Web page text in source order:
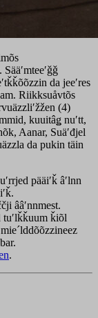
da jeeʹres
Riikksuåvtõs
(4)
kuuitâǥ nuʹtt,
Aanar, Suäʹđjel
da pukin täin
pääiʹǩ âʹlnn
ââʹnnmest.
tuʹlǩǩuum ǩiõl
.